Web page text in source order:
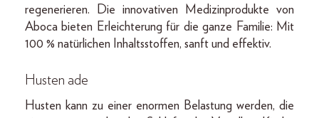
regenerieren. Die innovativen Medizinprodukte von
Aboca bieten Erleichterung für die ganze Familie: Mit
100 % natürlichen Inhaltsstoffen, sanft und effektiv.
Husten ade
Husten kann zu einer enormen Belastung werden, die